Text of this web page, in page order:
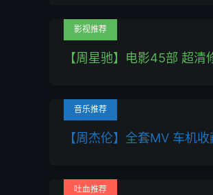
影视推荐
【周星驰】电影45部 超清
音乐推荐
【周杰伦】全套MV 车机收
吐血推荐